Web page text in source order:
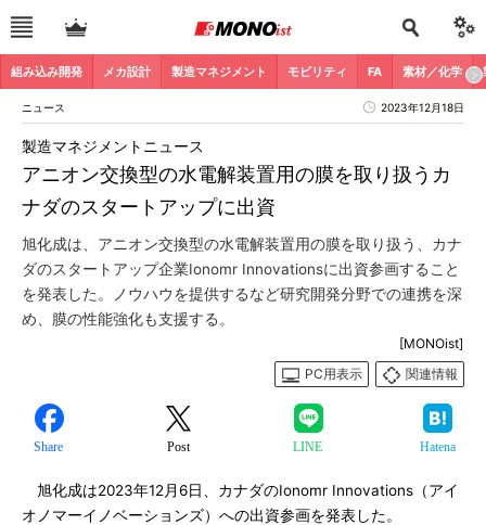
組み込み開発 メカ設計 製造マネジメント モビリティ FA 素材／化学
ニュース 2023年12月18日
アニオン交換型の水電解装置用の膜を取り扱うカ
ナダのスタートアップに出資
製造マネジメントニュース
旭化成は、アニオン交換型の水電解装置用の膜を取り扱う、カナ
ダのスタートアップ企業Ionomr Innovationsに出資参画すること
を発表した。ノウハウを提供するなど研究開発分野での連携を深
め、膜の性能強化も支援する。
[MONOist]
PC用表示
関連情報
Share Post LINE Hatena
旭化成は2023年12月6日、カナダのIonomr Innovations（アイ
オノマーイノベーションズ）への出資参画を発表した。